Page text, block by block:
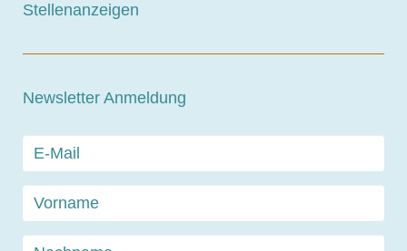
Stellenanzeigen
Newsletter Anmeldung